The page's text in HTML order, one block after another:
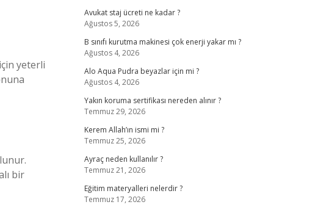
yeterli
bir
Avukat staj ücreti ne kadar ?
Ağustos 5, 2026
B sınıfı kurutma makinesi çok enerji yakar mı ?
Ağustos 4, 2026
Alo Aqua Pudra beyazlar için mi ?
Ağustos 4, 2026
Yakın koruma sertifikası nereden alınır ?
Temmuz 29, 2026
Kerem Allah’ın ismi mi ?
Temmuz 25, 2026
Ayraç neden kullanılır ?
Temmuz 21, 2026
Eğitim materyalleri nelerdir ?
Temmuz 17, 2026